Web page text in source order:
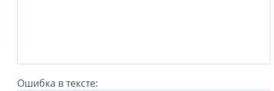
Ошибка в тексте: